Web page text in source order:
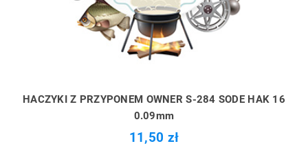
HACZYKI Z PRZYPONEM OWNER S-284 SODE HAK 16
0.09mm
11,50 zł